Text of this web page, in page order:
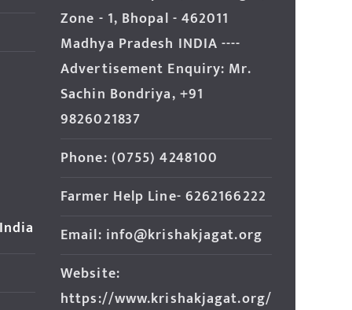
Zone - 1, Bhopal - 462011
Madhya Pradesh INDIA ----
Advertisement Enquiry: Mr.
Sachin Bondriya, +91
9826021837
Phone: (0755) 4248100
Farmer Help Line- 6262166222
Email: info@krishakjagat.org
Website:
https://www.krishakjagat.org/